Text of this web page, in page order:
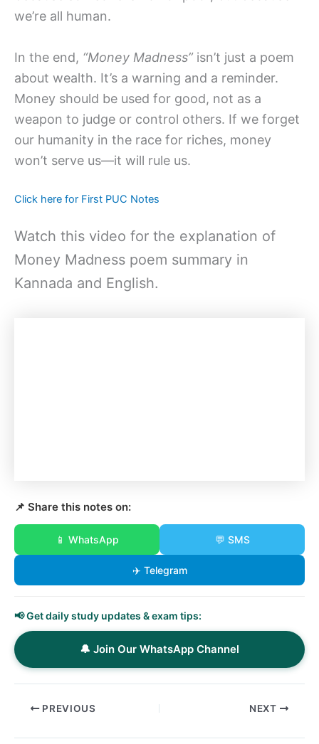
we’re all human.
In the end, “Money Madness”isn’t just a poem
about wealth. It’s a warning and a reminder.
Money should be used for good, not as a
weapon to judge or control others. If we forget
our humanity in the race for riches, money
won’t serve us—it will rule us.
Click here for First PUC Notes
Watch this video for the explanation of
Money Madness poem summary in
Kannada and English.
📌 Share this notes on:
📱 WhatsApp 💬 SMS
✈️ Telegram
📢 Get daily study updates & exam tips:
🔔 Join Our WhatsApp Channel
PREVIOUS NEXT